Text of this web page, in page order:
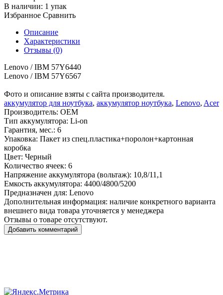
В наличии: 1 упак
Избранное Сравнить
Описание
Характеристики
Отзывы (0)
Lenovo / IBM 57Y6440
Lenovo / IBM 57Y6567
Фото и описание взяты с сайта производителя.
аккумулятор для ноутбука, аккумулятор ноутбука, Lenovo, Acer
Производитель: OEM
Тип аккумулятора: Li-on
Гарантия, мес.: 6
Упаковка: Пакет из спец.пластика+поролон+картонная
коробка
Цвет: Черный
Количество ячеек: 6
Напряжение аккумулятора (вольтаж): 10,8/11,1
Емкость аккумулятора: 4400/4800/5200
Предназначен для: Lenovo
Дополнительная информация: наличие конкретного варианта
внешнего вида товара уточняется у менеджера
Отзывы о товаре отсутствуют.
Добавить комментарий